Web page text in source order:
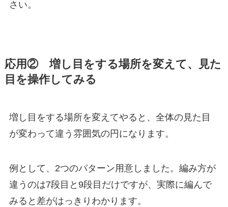
さい。
応用② 増し目をする場所を変えて、見た
目を操作してみる
増し目をする場所を変えてやると、全体の見た目
が変わって違う雰囲気の円になります。
例として、2つのパターン用意しました。編み方が
違うのは7段目と9段目だけですが、実際に編んで
みると差がはっきりわかります。